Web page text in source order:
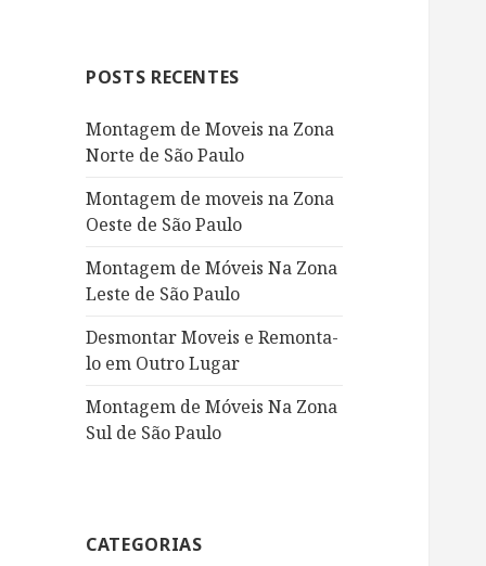
i
a
r
o
r
:
POSTS RECENTES
Montagem de Moveis na Zona
Norte de São Paulo
Montagem de moveis na Zona
Oeste de São Paulo
Montagem de Móveis Na Zona
Leste de São Paulo
Desmontar Moveis e Remonta-
lo em Outro Lugar
Montagem de Móveis Na Zona
Sul de São Paulo
CATEGORIAS